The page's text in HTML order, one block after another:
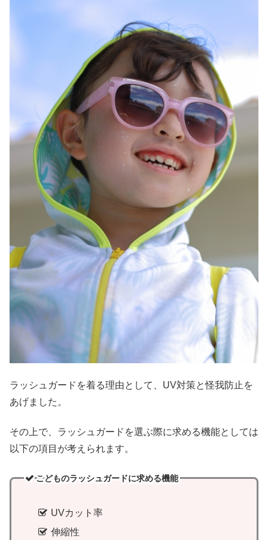
ラッシュガードを着る理由として、UV対策と怪我防止を
あげました。
その上で、ラッシュガードを選ぶ際に求める機能としては
以下の項目が考えられます。
こどものラッシュガードに求める機能
UVカット率
伸縮性